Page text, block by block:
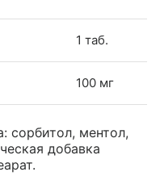
1 таб.
100 мг
сорбитол, ментол,
добавка